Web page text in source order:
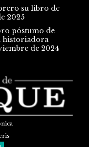
su libro de
2025
póstumo de
historiadora
de 2024